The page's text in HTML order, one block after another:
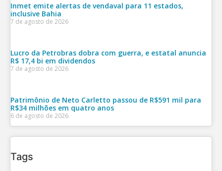
Inmet emite alertas de vendaval para 11 estados,
inclusive Bahia
7 de agosto de 2026
Lucro da Petrobras dobra com guerra, e estatal anuncia
R$ 17,4 bi em dividendos
7 de agosto de 2026
Patrimônio de Neto Carletto passou de R$591 mil para
R$34 milhões em quatro anos
6 de agosto de 2026
Tags